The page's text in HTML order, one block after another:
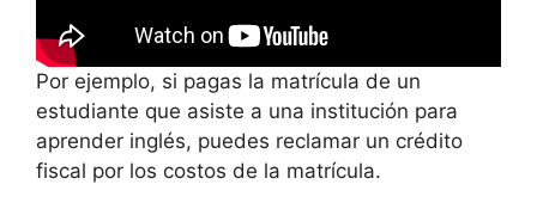
Por ejemplo, si pagas la matrícula de un
estudiante que asiste a una institución para
aprender inglés, puedes reclamar un crédito
fiscal por los costos de la matrícula.